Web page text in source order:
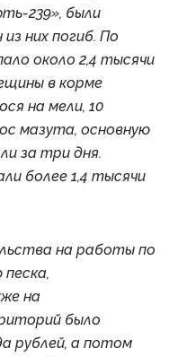
239», были
них погиб. По
около 2,4 тысячи
в корме
на мели, 10
мазута, основную
за три дня.
более 1,4 тысячи
на работы по
на
было
рублей, а потом